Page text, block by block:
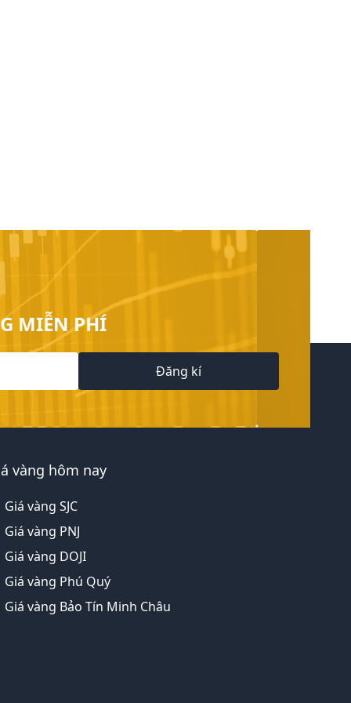
MIỄN PHÍ
Đăng kí
vàng hôm nay
Giá vàng SJC
Giá vàng PNJ
Giá vàng DOJI
Giá vàng Phú Quý
Giá vàng Bảo Tín Minh Châu